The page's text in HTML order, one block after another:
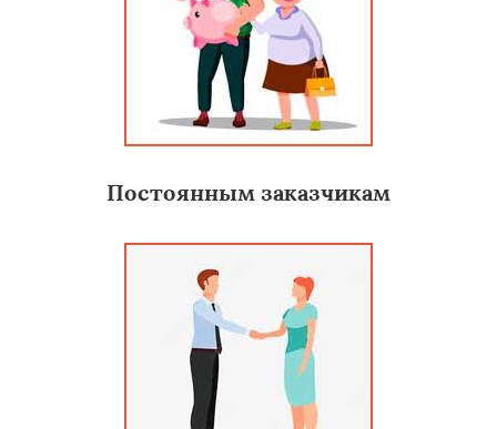
Постоянным заказчикам